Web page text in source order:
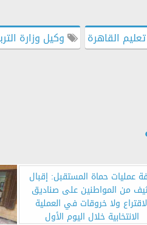
تعليم القاهرة وكيل وزارة
عمليات حماة المستقبل: إقبال
من المواطنين على صناديق
ولا خروقات في العملية
الانتخابية خلال اليوم الأول